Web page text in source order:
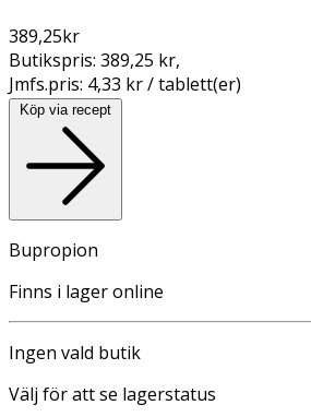
389,25kr
Butikspris: 389,25 kr,
Jmfs.pris: 4,33 kr / tablett(er)
Köp via recept
Bupropion
Finns i lager online
Ingen vald butik
Välj för att se lagerstatus